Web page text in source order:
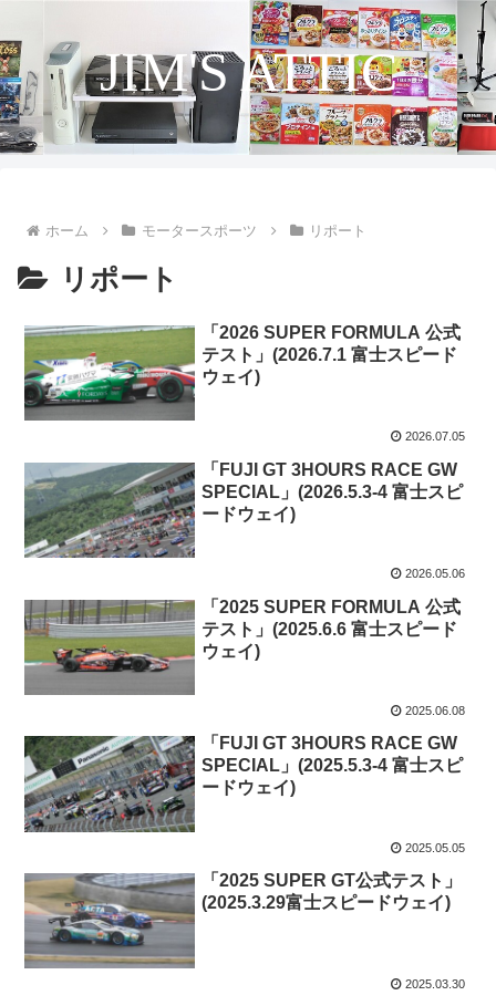
JIM'S ATTIC
ホーム モータースポーツ リポート
リポート
「2026 SUPER FORMULA 公式
テスト」(2026.7.1 富士スピード
ウェイ)
2026.07.05
「FUJI GT 3HOURS RACE GW
SPECIAL」(2026.5.3-4 富士スピ
ードウェイ)
2026.05.06
「2025 SUPER FORMULA 公式
テスト」(2025.6.6 富士スピード
ウェイ)
2025.06.08
「FUJI GT 3HOURS RACE GW
SPECIAL」(2025.5.3-4 富士スピ
ードウェイ)
2025.05.05
「2025 SUPER GT公式テスト」
(2025.3.29富士スピードウェイ)
2025.03.30